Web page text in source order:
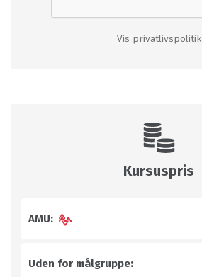
Vis privatlivspolitik
Kursuspris
AMU:
Uden for målgruppe: